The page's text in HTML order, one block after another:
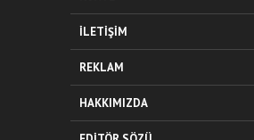
İLETIŞIM
REKLAM
HAKKIMIZDA